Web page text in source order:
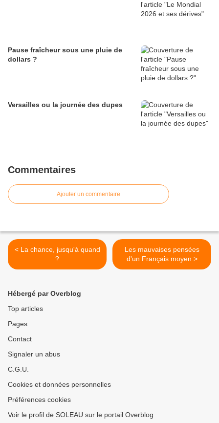
Pause fraîcheur sous une pluie de
dollars ?
Versailles ou la journée des dupes
Commentaires
Ajouter un commentaire
< La chance, jusqu'à quand
?
Les mauvaises pensées
d'un Français moyen >
Hébergé par Overblog
Top articles
Pages
Contact
Signaler un abus
C.G.U.
Cookies et données personnelles
Préférences cookies
Voir le profil de SOLEAU sur le portail Overblog